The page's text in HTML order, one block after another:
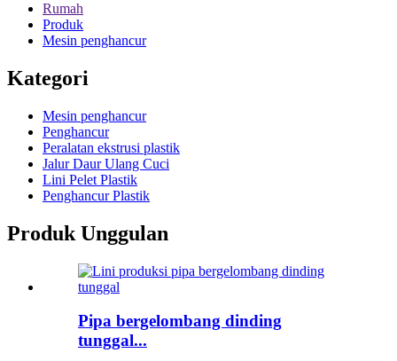
Rumah
Produk
Mesin penghancur
Kategori
Mesin penghancur
Penghancur
Peralatan ekstrusi plastik
Jalur Daur Ulang Cuci
Lini Pelet Plastik
Penghancur Plastik
Produk Unggulan
Pipa bergelombang dinding
tunggal...